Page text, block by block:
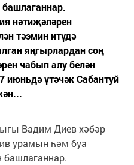
нәтиҗәләрен
тәэмин итүдә
яңгырлардан соң
чабып алу белән
июньдә үтәчәк Сабантуй
Вадим Диев хәбәр
урамын һәм буа